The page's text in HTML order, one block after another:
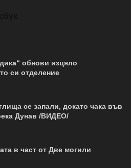
обнови изцяло
си отделение
се запали, докато чака във
Дунав /ВИДЕО/
в част от Две могили